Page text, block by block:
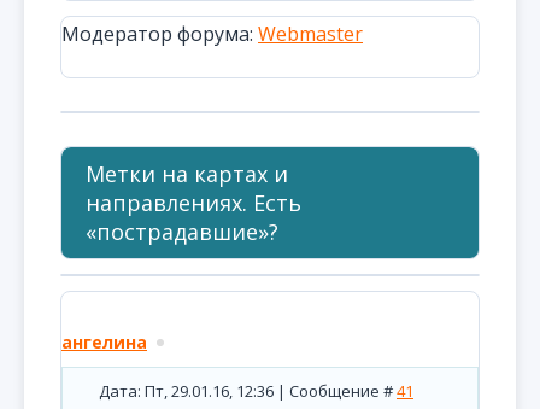
Модератор форума: Webmaster
Метки на картах и
направлениях. Есть
«пострадавшие»?
ангелина
Дата: Пт, 29.01.16, 12:36 | Сообщение #41